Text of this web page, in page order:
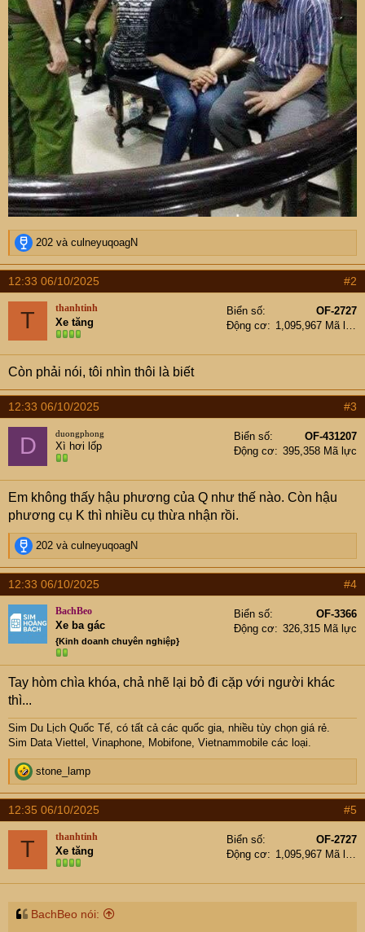
R
e
a
c
t
n
s
:
202 và culneyuqoagN
12:33 06/10/2025 #2
T thanhtinh
Xe tăng
Biển số
OF-2727
Động cơ
Còn phải nói, tôi nhìn thôi là biết
12:33 06/10/2025 #3
D duongphong
Xì hơi lốp
Biển số
OF-431207
Động cơ
395,358 Mã lực
Em không thấy hậu phương của Q như thế nào. Còn hậu
phương cụ K thì nhiều cụ thừa nhận rồi.
R
e
a
c
t
i
o
n
202 và culneyuqoagN
12:33 06/10/2025 #4
BachBeo
Xe ba gác
{Kinh doanh chuyên nghiệp}
Biển số
OF-3366
Động cơ
326,315 Mã lực
Tay hòm chìa khóa, chả nhẽ lại bỏ đi cặp với người khác
thì...
Sim Du Lịch Quốc Tế, có tất cả các quốc gia, nhiều tùy chọn giá rẻ.
Sim Data Viettel, Vinaphone, Mobifone, Vietnammobile các loại.
R
e
a
c
t
n
s
stone_lamp
12:35 06/10/2025 #5
T thanhtinh
Xe tăng
Biển số
OF-2727
Động cơ
BachBeo nói: